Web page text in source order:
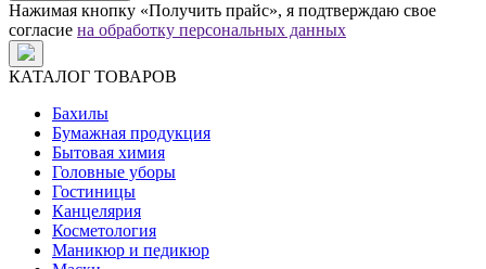
Нажимая кнопку «Получить прайс», я подтверждаю свое
согласие на обработку персональных данных
КАТАЛОГ ТОВАРОВ
Бахилы
Бумажная продукция
Бытовая химия
Головные уборы
Гостиницы
Канцелярия
Косметология
Маникюр и педикюр